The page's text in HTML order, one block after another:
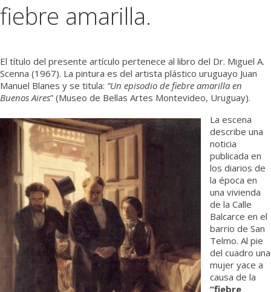
Médicos
fiebre amarilla.
El título del presente artículo pertenece al libro del Dr. Miguel A.
Scenna (1967). La pintura es del artista plástico uruguayo Juan
Manuel Blanes y se titula: “Un episodio de fiebre amarilla en
Buenos Aires” (Museo de Bellas Artes Montevideo, Uruguay).
La escena
describe una
noticia
publicada en
los diarios de
la época en
una vivienda
de la Calle
Balcarce en el
barrio de San
Telmo. Al pie
del cuadro una
mujer yace a
causa de la
“fiebre